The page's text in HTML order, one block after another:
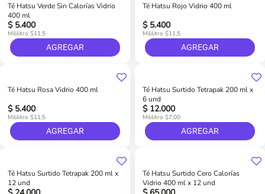
Té Hatsu Verde Sin Calorías Vidrio
400 ml
$ 5.400
Mililitro $11,5
AGREGAR
Té Hatsu Rojo Vidrio 400 ml
$ 5.400
Mililitro $11,5
AGREGAR
Té Hatsu Rosa Vidrio 400 ml
$ 5.400
Mililitro $11,5
AGREGAR
Té Hatsu Surtido Tetrapak 200 ml x
6 und
$ 12.000
Mililitro $7,00
AGREGAR
Té Hatsu Surtido Tetrapak 200 ml x
12 und
Té Hatsu Surtido Cero Calorías
Vidrio 400 ml x 12 und